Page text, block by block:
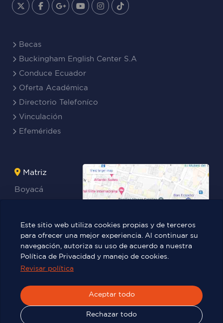
Becas
Buckingham English Center S.A
Conduce Ecuador
Oferta Académica
Directorio Telefoníco
Vinculación
Efemérides
Matriz
Boyacá
Teresa
Benites Ayala
Este sitio web utiliza cookies propias y de terceros
para ofrecer una mejor experiencia. Al continuar su
navegación, autoriza su uso de acuerdo a nuestra
Política de Privacidad y manejo de cookies.
Revisar política
Aceptar todo
Rechazar todo